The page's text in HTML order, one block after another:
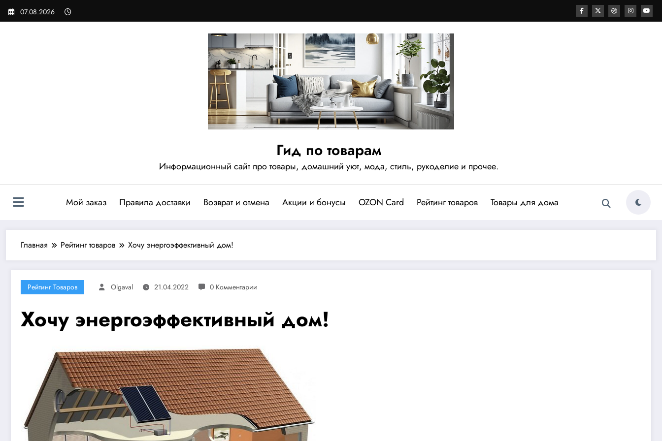
Перейти
07.08.2026
Гид по товарам
Информационный сайт про товары, домашний уют, мода, стиль, рукоделие и прочее.
Мой заказ Правила доставки Возврат и отмена Акции и бонусы OZON Card Рейтинг товаров Товары для дома
Главная Рейтинг товаров Хочу энергоэффективный дом!
Рейтинг Товаров Olgaval 21.04.2022 0 Комментарии
Хочу энергоэффективный дом!